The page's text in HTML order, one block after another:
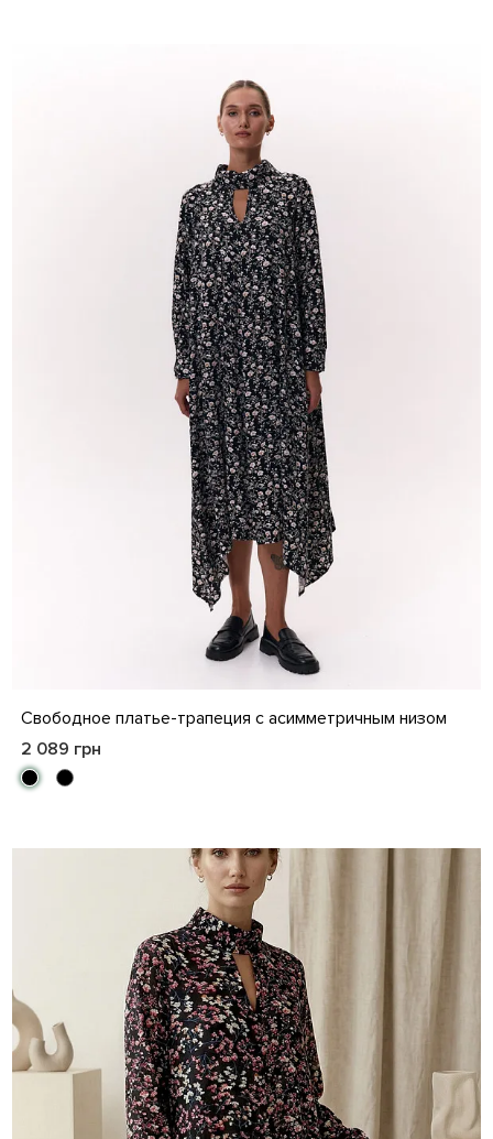
M L XL XXL
Свободное платье-трапеция с асимметричным низом
2 089 грн